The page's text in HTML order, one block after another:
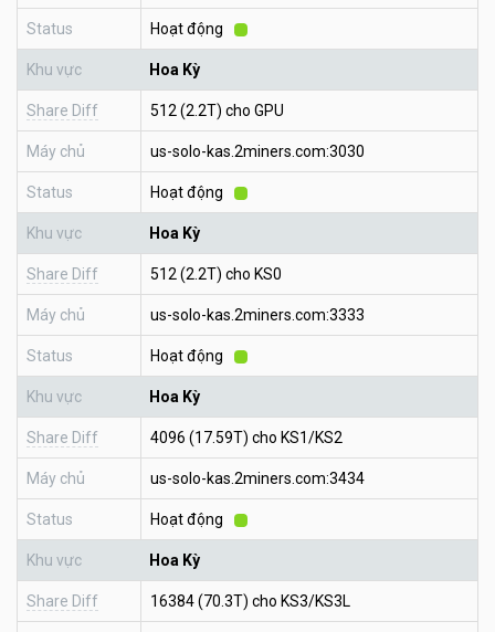
Status Hoạt động
Khu vực Hoa Kỳ
Share Diff 512 (2.2T) cho GPU
Máy chủ us-solo-kas.2miners.com:3030
Status Hoạt động
Khu vực Hoa Kỳ
Share Diff 512 (2.2T) cho KS0
Máy chủ us-solo-kas.2miners.com:3333
Status Hoạt động
Khu vực Hoa Kỳ
Share Diff 4096 (17.59T) cho KS1/KS2
Máy chủ us-solo-kas.2miners.com:3434
Status Hoạt động
Khu vực Hoa Kỳ
Share Diff 16384 (70.3T) cho KS3/KS3L